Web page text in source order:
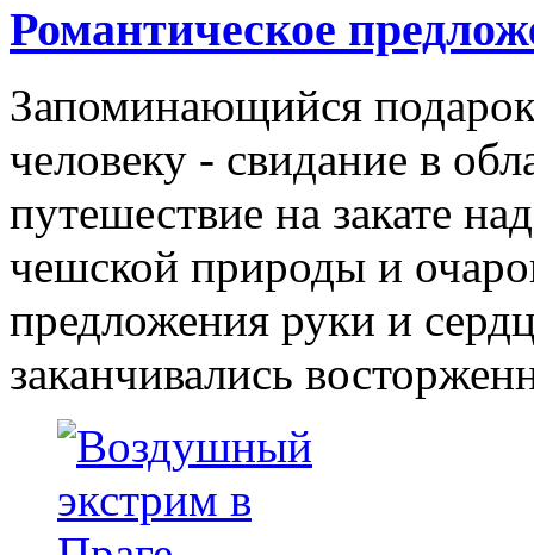
Романтическое
Запоминающийся
человеку - свидание в
путешествие на закате
чешской природы и
предложения руки и
заканчивались